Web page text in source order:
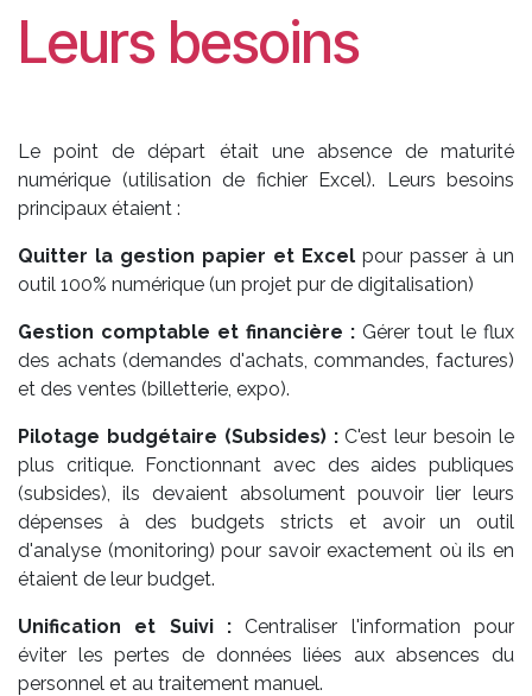
Leurs besoins
Le point de départ était une absence de maturité
numérique (utilisation de fichier Excel). Leurs besoins
principaux étaient :
Quitter la gestion papier et Excel pour passer à un
outil 100% numérique (un projet pur de digitalisation)
Gestion comptable et financière : Gérer tout le flux
des achats (demandes d'achats, commandes, factures)
et des ventes (billetterie, expo).
Pilotage budgétaire (Subsides) :C'est leur besoin le
plus critique. Fonctionnant avec des aides publiques
(subsides), ils devaient absolument pouvoir lier leurs
dépenses à des budgets stricts et avoir un outil
d'analyse (monitoring) pour savoir exactement où ils en
étaient de leur budget.
Unification et Suivi : Centraliser l'information pour
éviter les pertes de données liées aux absences du
personnel et au traitement manuel.